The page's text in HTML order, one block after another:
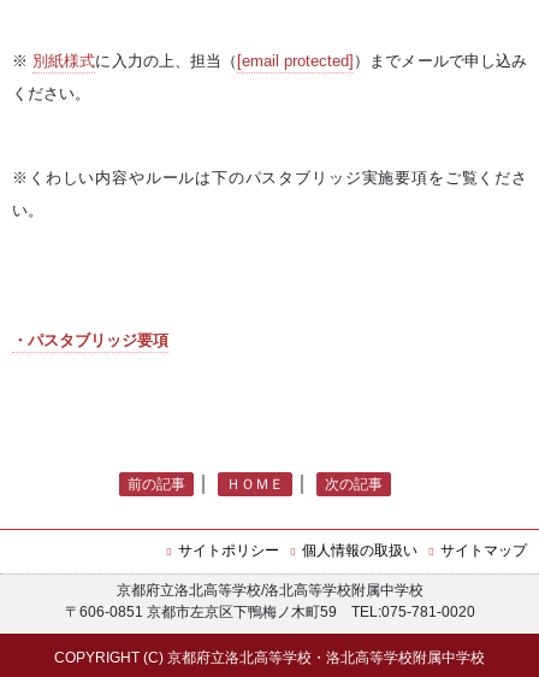
※ 別紙様式に入力の上、担当（ [email protected] ）までメールで申し込み
ください。
※くわしい内容やルールは下のパスタブリッジ実施要項をご覧くださ
い。
・パスタブリッジ要項
前の記事 ＨＯＭＥ 次の記事
サイトポリシー 個人情報の取扱い サイトマップ
京都府立洛北高等学校/洛北高等学校附属中学校
〒606-0851 京都市左京区下鴨梅ノ木町59 TEL:075-781-0020
COPYRIGHT (C) 京都府立洛北高等学校・洛北高等学校附属中学校